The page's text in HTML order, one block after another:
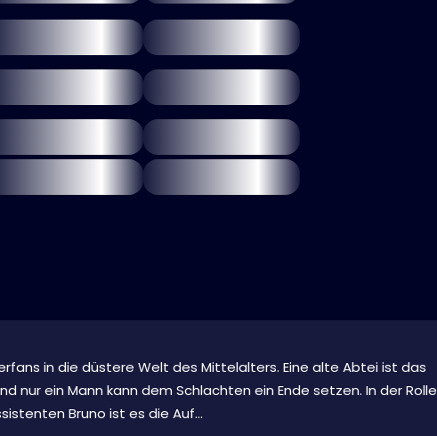
in die düstere Welt des Mittelalters. Eine alte Abtei ist das
nur ein Mann kann dem Schlachten ein Ende setzen. In der Rolle
Bruno ist es die Auf...